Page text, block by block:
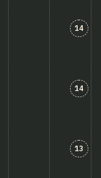
匹配
14
匹配
14
匹配
13